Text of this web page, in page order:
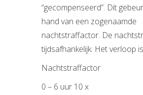
“gecompenseerd”. Dit
hand van een zogenaamde
nachtstraffactor. De
tijdsafhankelijk. Het verloop
Nachtstraffactor
0 – 6 uur 10 x